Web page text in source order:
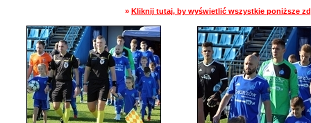
» Kliknij tutaj, by wyświetlić wszystkie poniższe